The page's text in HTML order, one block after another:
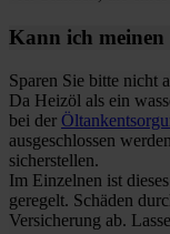
Kann ich meinen
Sparen Sie bitte nicht
Da Heizöl als ein
bei der
ausgeschlossen
sicherstellen.
Im Einzelnen ist
geregelt. Schäden
Versicherung ab.